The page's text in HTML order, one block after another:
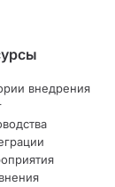
внедрения